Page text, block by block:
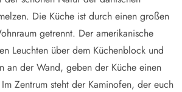
Die Küche ist durch einen großen
getrennt. Der amerikanische
Leuchten über dem Küchenblock und
an der Wand, geben der Küche einen
Zentrum steht der Kaminofen, der euch